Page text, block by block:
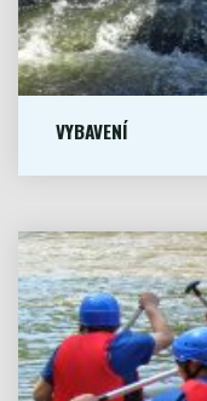
VYBAVENÍ
VÍCE"VYBAVENÍ"
Poptávka
a
rezervace